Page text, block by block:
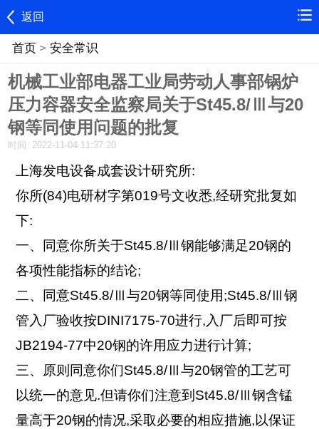
返回
首页 > 安全常识
机械工业部电器工业局劳动人事部锅炉
压力容器安全监察局关于St45.8/Ⅲ与20
钢等同使用问题的批复
时间: 2022-11-04 11:37:20
上海发电设备成套设计研究所:
你所(84)电研材字第019号文收悉,经研究批复如
下:
一、同意你所关于St45.8/Ⅲ钢能够满足20钢的
各项性能指标的结论;
二、同意St45.8/Ⅲ与20钢等同使用;St45.8/Ⅲ钢
管入厂验收按DINI7175-70进行,入厂后即可按
JB2194-77中20钢的许用应力进行计算;
三、原则同意你们St45.8/Ⅲ与20钢管的工艺可
以统一的意见.但请你们注意到St45.8/Ⅲ钢含锰
量高于20钢的情况,采取必要的相应措施,以保证